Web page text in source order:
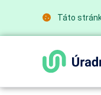
Táto